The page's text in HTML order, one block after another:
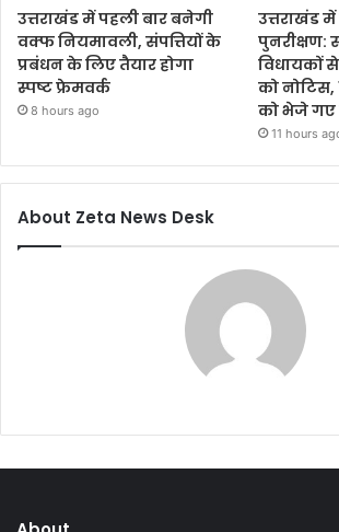
उत्तराखंड में पहली बार बनेगी
वक्फ नियमावली, संपत्तियों के
प्रबंधन के लिए तैयार होगा
स्पष्ट फ्रेमवर्क
8 hours ago
उत्तराखंड
पुनरीक्षण:
विधायकों
को
को भेजे गए
11 hours
About Zeta News Desk